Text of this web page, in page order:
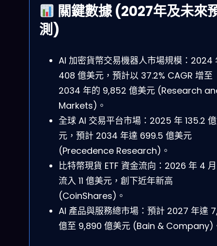
關鍵數據 (2027年及未來
測)
AI 加密貨幣交易機器人市場規模：2024
408 億美元，預計以 37.2% CAGR 增至
2034 年的 9,852 億美元 (Research
Markets)。
全球 AI 交易平台市場：2025 年 135.2
元，預計 2034 年達 699.5 億美元
(Precedence Research)。
比特幣現貨 ETF 資金流向：2026 年 4
流入 11 億美元，創下近年新高
(CoinShares)。
AI 產品與服務總市場：預計 2027 年達
億至 9,890 億美元 (Bain & Company)